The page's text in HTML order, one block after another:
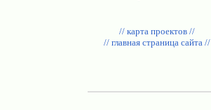
// карта проектов //
// главная страница сайта //